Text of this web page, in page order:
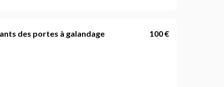
des portes à galandage 100 €